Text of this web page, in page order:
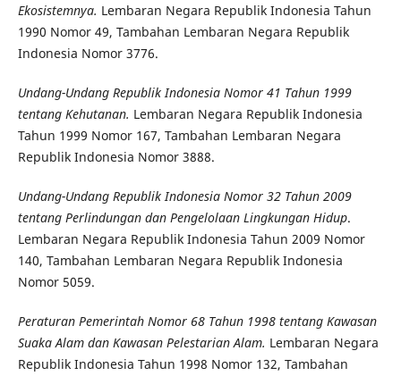
Ekosistemnya. Lembaran Negara Republik Indonesia Tahun
1990 Nomor 49, Tambahan Lembaran Negara Republik
Indonesia Nomor 3776.
Undang-Undang Republik Indonesia Nomor 41 Tahun 1999
tentang Kehutanan. Lembaran Negara Republik Indonesia
Tahun 1999 Nomor 167, Tambahan Lembaran Negara
Republik Indonesia Nomor 3888.
Undang-Undang Republik Indonesia Nomor 32 Tahun 2009
tentang Perlindungan dan Pengelolaan Lingkungan Hidup.
Lembaran Negara Republik Indonesia Tahun 2009 Nomor
140, Tambahan Lembaran Negara Republik Indonesia
Nomor 5059.
Peraturan Pemerintah Nomor 68 Tahun 1998 tentang Kawasan
Suaka Alam dan Kawasan Pelestarian Alam. Lembaran Negara
Republik Indonesia Tahun 1998 Nomor 132, Tambahan